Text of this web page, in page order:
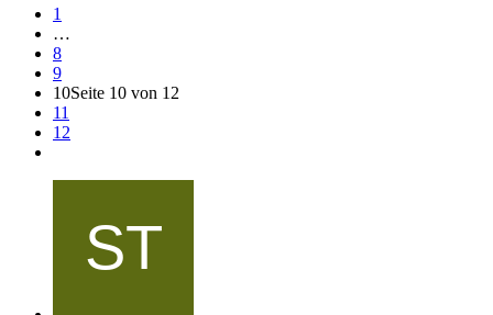
1
…
8
9
10Seite 10 von 12
11
12